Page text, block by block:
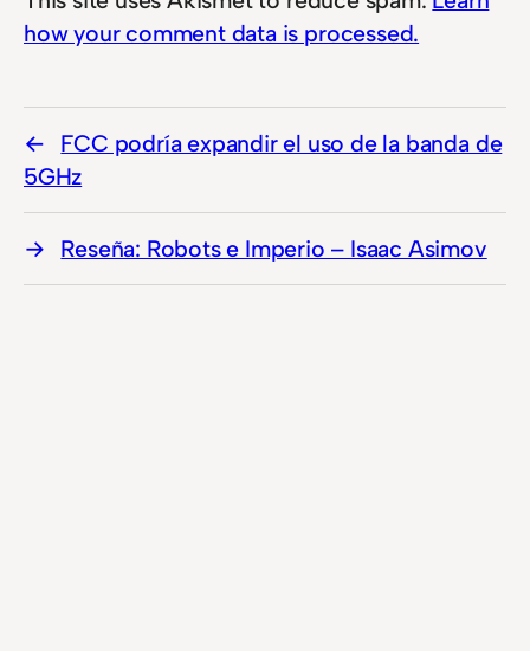
how your comment data is processed.
FCC podría expandir el uso de la banda de
5GHz
Reseña: Robots e Imperio – Isaac Asimov